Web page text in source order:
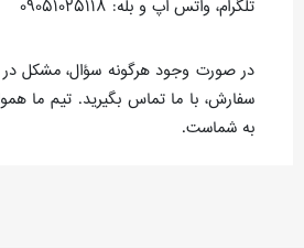
تلگرام، واتس اپ و بله: 09051025118
در صورت وجود هرگونه سؤال، مشکل در
سفارش، با ما تماس بگیرید. تیم ما
به شماست.